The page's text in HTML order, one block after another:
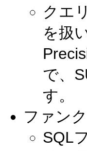
クエ
を扱
で、
す。
ファン
SQL